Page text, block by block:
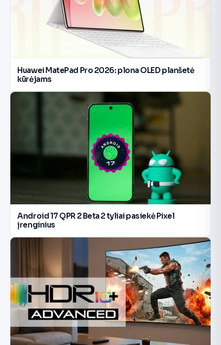
Huawei MatePad Pro 2026: plona OLED planšetė
kūrėjams
Android 17 QPR 2 Beta 2 tyliai pasiekė Pixel
įrenginius